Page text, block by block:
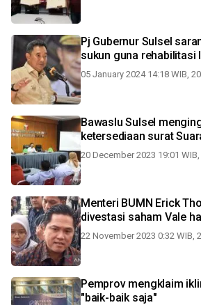
Pj Gubernur Sulsel
sukun guna rehabilitasi
05 January 2024 14:18 WIB,
Bawaslu Sulsel
ketersediaan surat
20 December 2023 19:01 WIB,
Menteri BUMN Erick
divestasi saham Vale
22 November 2023 0:32 WIB,
Pemprov mengklaim
"baik-baik saja"